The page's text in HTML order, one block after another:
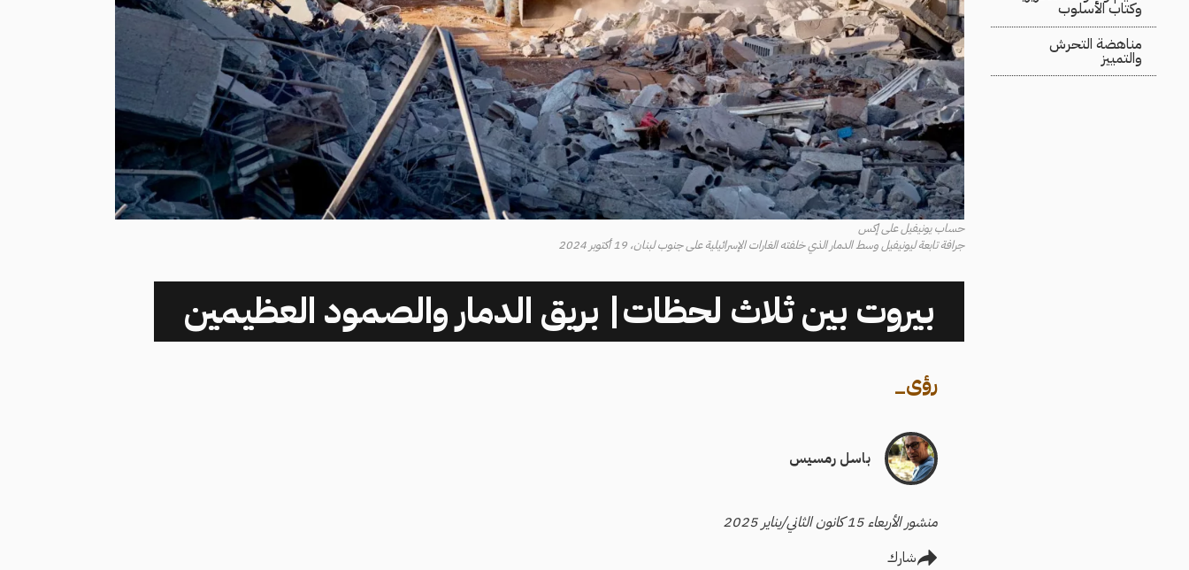
وكتاب الأسلوب
مناهضة التحرش
والتمييز
حساب يونيفيل على إكس
جرافة تابعة ليونيفيل وسط الدمار الذي خلفته الغارات الإسرائيلية على جنوب لبنان، 19 أكتوبر 2024
بيروت بين ثلاث لحظات| بريق الدمار والصمود العظيمين
رؤى_
باسل رمسيس
منشور الأربعاء 15 كانون الثاني/يناير 2025
شارك